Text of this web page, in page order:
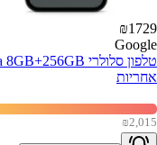
₪1729
Google
אחריות
₪2,015